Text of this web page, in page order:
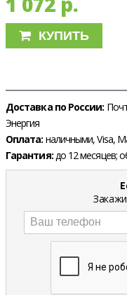
КУПИТЬ
Доставка по России:
Энергия
Оплата: наличными, Visa,
Гарантия:до 12 месяцев;